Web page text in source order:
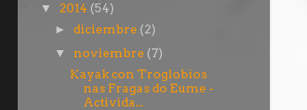
▼ 2014 (54)
►diciembre (2)
▼ noviembre (7)
Kayak con Troglobios
nas Fragas do Eume -
Activida...